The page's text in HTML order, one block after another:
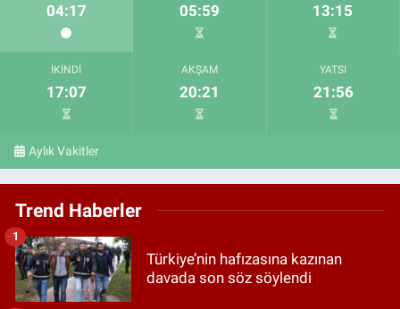
04:17 05:59 13:15
İKINDI
17:07
AKŞAM
20:21
YATSI
21:56
Aylık Vakitler
Trend Haberler
Türkiye’nin hafızasına kazınan
davada son söz söylendi
1